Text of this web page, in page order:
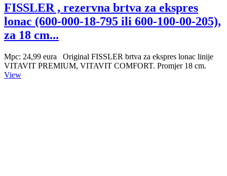
FISSLER , rezervna brtva za ekspres
lonac (600-000-18-795 ili 600-100-00-205),
za 18 cm...
Mpc: 24,99 eura Original FISSLER brtva za ekspres lonac linije
VITAVIT PREMIUM, VITAVIT COMFORT. Promjer 18 cm.
View